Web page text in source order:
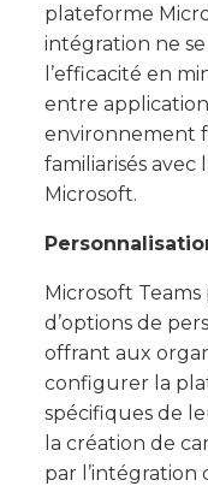
plateforme
intégration ne
l’efficacité en
entre
environnement
familiarisés avec
Microsoft.
Microsoft
d’options de
offrant aux
configurer la
spécifiques de
la création de
par l’intégration